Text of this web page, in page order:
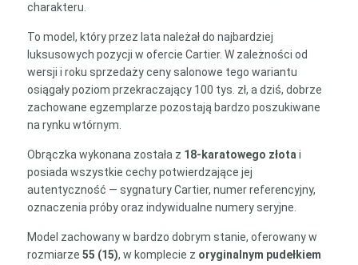
charakteru.
To model, który przez lata należał do najbardziej
luksusowych pozycji w ofercie Cartier. W zależności od
wersji i roku sprzedaży ceny salonowe tego wariantu
osiągały poziom przekraczający 100 tys. zł, a dziś, dobrze
zachowane egzemplarze pozostają bardzo poszukiwane
na rynku wtórnym.
Obrączka wykonana została z 18-karatowego złota i
posiada wszystkie cechy potwierdzające jej
autentyczność — sygnatury Cartier, numer referencyjny,
oznaczenia próby oraz indywidualne numery seryjne.
Model zachowany w bardzo dobrym stanie, oferowany w
rozmiarze 55 (15), w komplecie z oryginalnym pudełkiem